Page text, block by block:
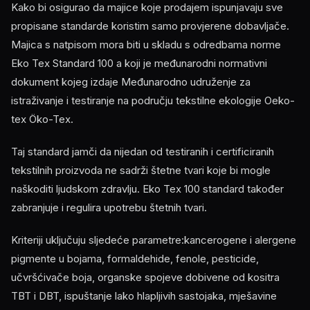
Kako bi osigurao da majice koje prodajem ispunjavaju sve
propisane standarde koristim samo provjerene dobavljače.
Majica s natpisom mora biti u skladu s odredbama norme
Eko Tex Standard 100 a koji je međunarodni normativni
dokument kojeg izdaje Međunarodno udruženje za
istraživanje i testiranje na području tekstilne ekologije Oeko-
tex Öko-Tex.
Taj standard jamči da nijedan od testiranih i certificiranih
tekstilnih proizvoda ne sadrži štetne tvari koje bi mogle
naškoditi ljudskom zdravlju. Eko Tex 100 standard također
zabranjuje i regulira upotrebu štetnih tvari.
Kriteriji uključuju sljedeće parametre:kancerogene i alergene
pigmente u bojama, formaldehide, fenole, pesticide,
učvršćivače boja, organske spojeve dobivene od kositra
TBT i DBT, ispuštanje lako hlapljivih sastojaka, mješavine